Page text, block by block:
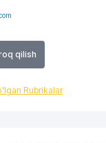
qilish
Rubrikalar